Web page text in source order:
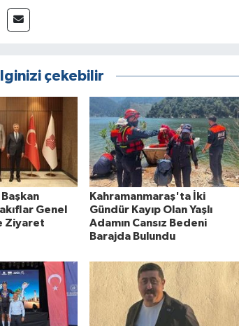
çekebilir
Genel
Ziyaret
Kahramanmaraş'ta İki
Gündür Kayıp Olan Yaşlı
Adamın Cansız Bedeni
Barajda Bulundu